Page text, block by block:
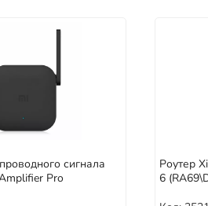
сигнала
Pro
Роутер
6